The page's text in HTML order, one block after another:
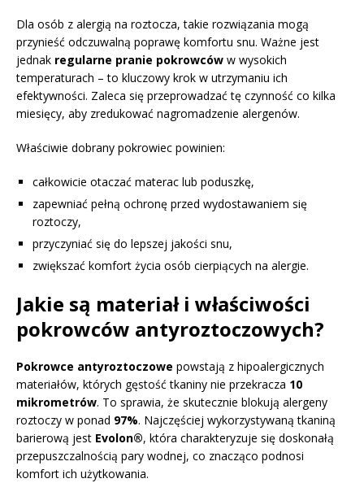
Dla osób z alergią na roztocza, takie rozwiązania mogą
przynieść odczuwalną poprawę komfortu snu. Ważne jest
jednak regularne pranie pokrowców w wysokich
temperaturach – to kluczowy krok w utrzymaniu ich
efektywności. Zaleca się przeprowadzać tę czynność co kilka
miesięcy, aby zredukować nagromadzenie alergenów.
Właściwie dobrany pokrowiec powinien:
całkowicie otaczać materac lub poduszkę,
zapewniać pełną ochronę przed wydostawaniem się
roztoczy,
przyczyniać się do lepszej jakości snu,
zwiększać komfort życia osób cierpiących na alergie.
Jakie są materiał i właściwości
pokrowców antyroztoczowych?
Pokrowce antyroztoczowe powstają z hipoalergicznych
materiałów, których gęstość tkaniny nie przekracza 10
mikrometrów. To sprawia, że skutecznie blokują alergeny
roztoczy w ponad 97%. Najczęściej wykorzystywaną tkaniną
barierową jest Evolon®, która charakteryzuje się doskonałą
przepuszczalnością pary wodnej, co znacząco podnosi
komfort ich użytkowania.